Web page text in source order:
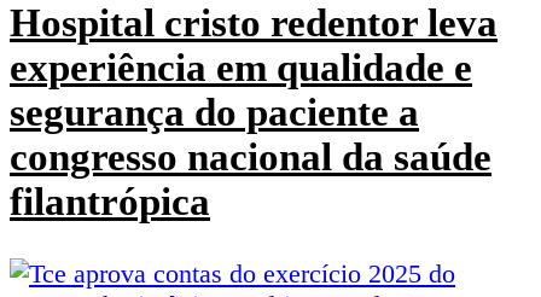
Hospital cristo redentor leva
experiência em qualidade e
segurança do paciente a
congresso nacional da saúde
filantrópica